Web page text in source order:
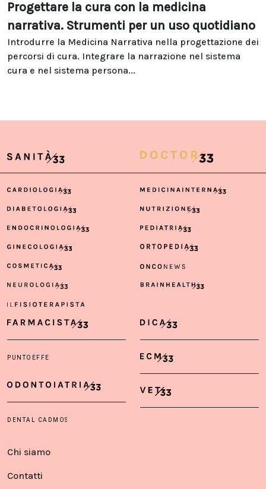
Progettare la cura con la medicina
narrativa. Strumenti per un uso quotidiano
Introdurre la Medicina Narrativa nella progettazione dei
percorsi di cura. Integrare la narrazione nel sistema
cura e nel sistema persona...
Chi siamo
Contatti